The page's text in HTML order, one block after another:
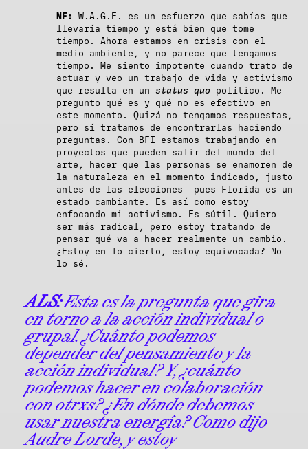
NF:
W.A.G.E. es un esfuerzo que sabías que
llevaría tiempo y está bien que tome
tiempo. Ahora estamos en crisis con el
medio ambiente, y no parece que tengamos
tiempo. Me siento impotente cuando trato de
actuar y veo un trabajo de vida y activismo
que resulta en un status quo político. Me
pregunto qué es y qué no es efectivo en
este momento. Quizá no tengamos respuestas,
pero sí tratamos de encontrarlas haciendo
preguntas. Con BFI estamos trabajando en
proyectos que pueden salir del mundo del
arte, hacer que las personas se enamoren de
la naturaleza en el momento indicado, justo
antes de las elecciones —pues Florida es un
estado cambiante. Es así como estoy
enfocando mi activismo. Es sútil. Quiero
ser más radical, pero estoy tratando de
pensar qué va a hacer realmente un cambio.
¿Estoy en lo cierto, estoy equivocada? No
lo sé.
ALS:Esta es la pregunta que gira
en torno a la acción individual o
grupal. ¿Cuánto podemos
depender del pensamiento y la
acción individual? Y, ¿cuánto
podemos hacer en colaboración
con otrxs? ¿En dónde debemos
usar nuestra energía? Como dijo
Audre Lorde, y estoy